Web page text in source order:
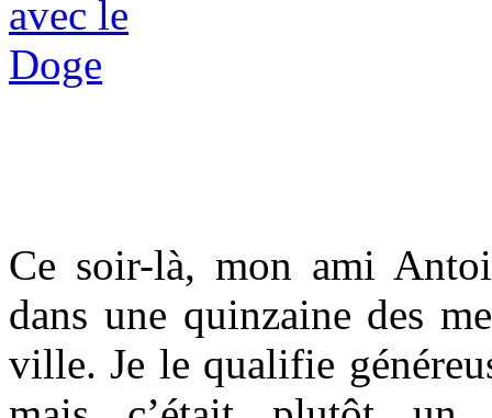
Ce soir-là, mon ami
dans une quinzaine des
ville. Je le qualifie